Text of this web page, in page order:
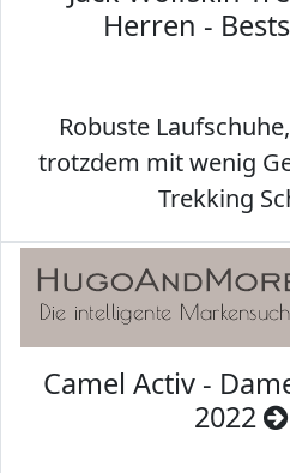
Herren -
Robuste
trotzdem mit wenig
Trekking
Camel Activ -
2022